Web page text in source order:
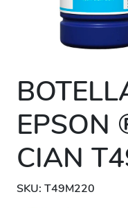
EPSON
CIAN
SKU: T49M220